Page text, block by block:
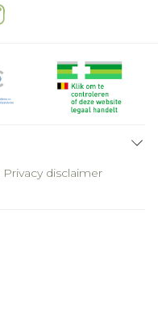
Privacy disclaimer